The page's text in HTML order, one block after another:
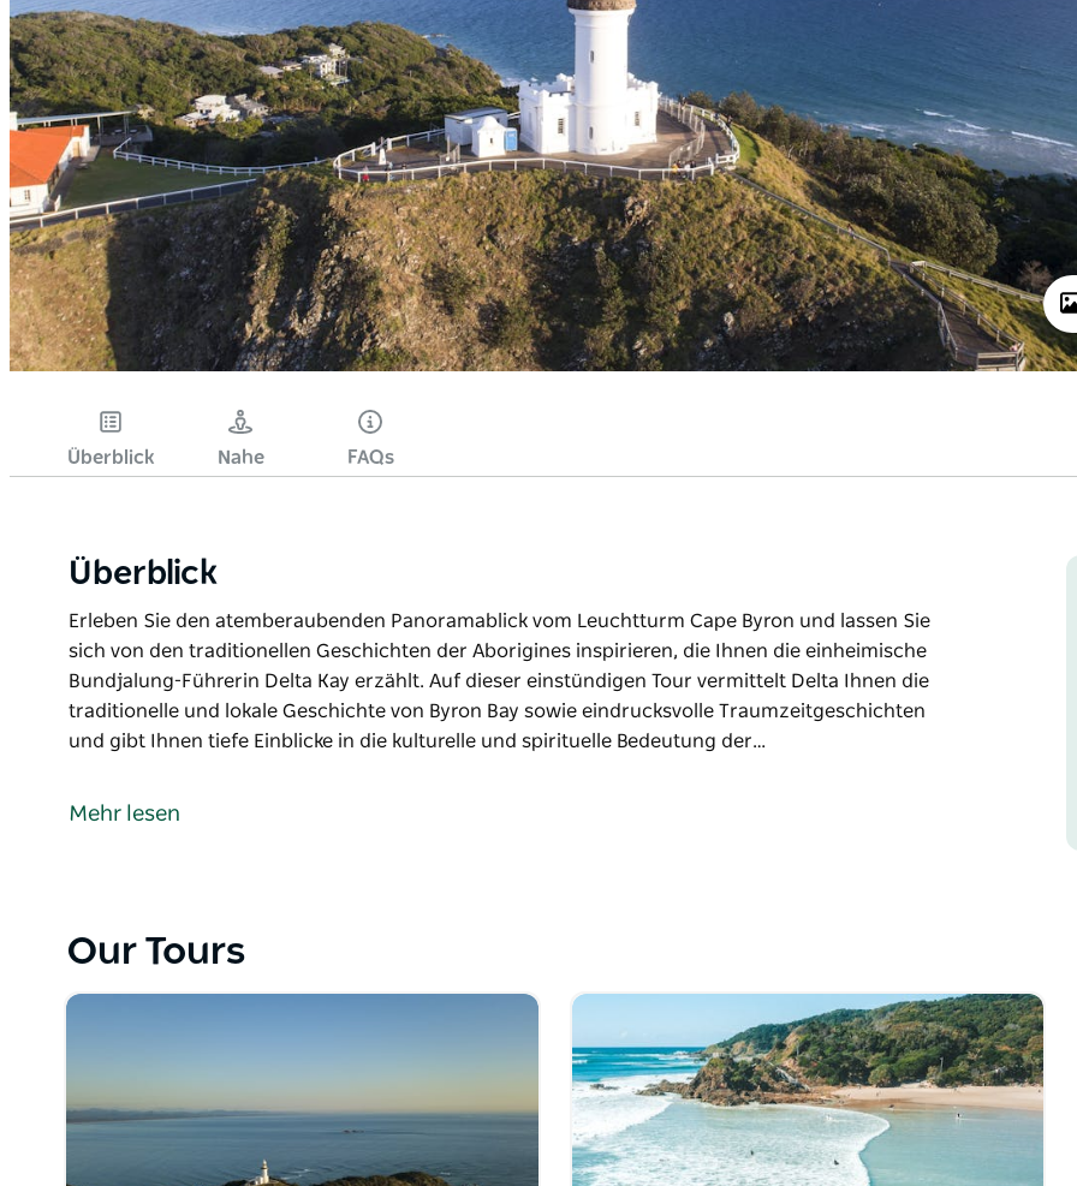
Überblick Nahe FAQs
Überblick
Erleben Sie den atemberaubenden Panoramablick vom Leuchtturm Cape Byron und lassen Sie
sich von den traditionellen Geschichten der Aborigines inspirieren, die Ihnen die einheimische
Bundjalung-Führerin Delta Kay erzählt. Auf dieser einstündigen Tour vermittelt Delta Ihnen die
traditionelle und lokale Geschichte von Byron Bay sowie eindrucksvolle Traumzeitgeschichten
und gibt Ihnen tiefe Einblicke in die kulturelle und spirituelle Bedeutung der…
sich von den traditionellen Geschichten der Aborigines inspirieren, die Ihnen die einheimische
kulturelle und spirituelle Bedeutung der umliegenden Landschaft.
einheimische Wildtiere wie Delfine, Schildkröten und Seeadler beobachten.
Mehr lesen
Our Tours